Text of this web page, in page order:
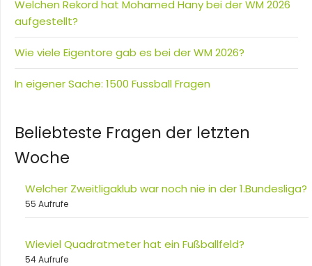
Welchen Rekord hat Mohamed Hany bei der WM 2026
aufgestellt?
Wie viele Eigentore gab es bei der WM 2026?
In eigener Sache: 1500 Fussball Fragen
Beliebteste Fragen der letzten
Woche
Welcher Zweitligaklub war noch nie in der 1.Bundesliga?
55 Aufrufe
Wieviel Quadratmeter hat ein Fußballfeld?
54 Aufrufe